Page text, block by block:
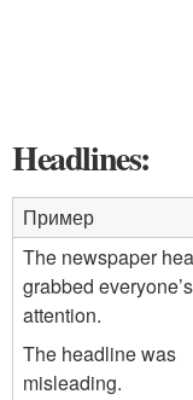
Headlines:
Пример
The newspaper
grabbed everyone’s
attention.
The headline was
misleading.